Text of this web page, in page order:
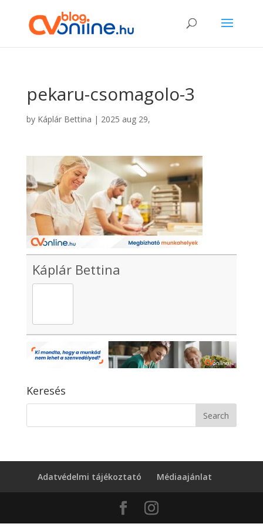
pekaru-csomagolo-3
by Káplár Bettina | 2025 aug 29,
Káplár Bettina
Keresés
Adatvédelmi tájékoztató Médiaajánlat